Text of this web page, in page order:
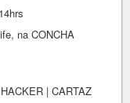
na CONCHA
| CARTAZ